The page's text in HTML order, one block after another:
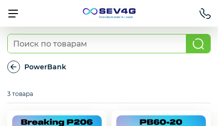
Тарифы
PowerBank
3 товара